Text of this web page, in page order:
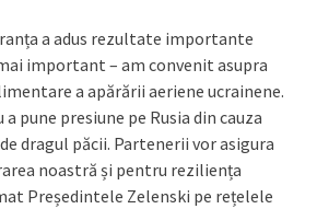
a adus rezultate importante
important – am convenit asupra
a apărării aeriene ucrainene.
pune presiune pe Rusia din cauza
dragul păcii. Partenerii vor asigura
noastră și pentru reziliența
Președintele Zelenski pe rețelele